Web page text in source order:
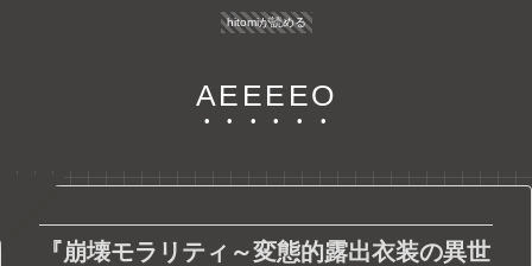
hitomiが読める
AEEEEO
『崩壊モラリティ～変態的露出衣装の異世